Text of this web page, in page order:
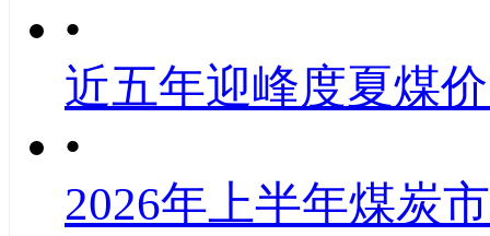
•
近五年迎峰度夏煤
•
2026年上半年煤炭